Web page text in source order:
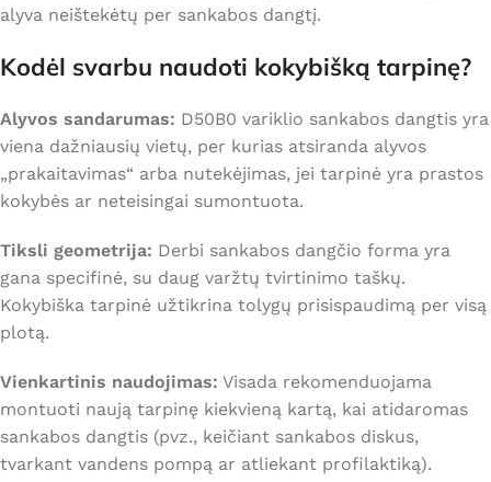
alyva neištekėtų per sankabos dangtį.
Kodėl svarbu naudoti kokybišką tarpinę?
Alyvos sandarumas: D50B0 variklio sankabos dangtis yra
viena dažniausių vietų, per kurias atsiranda alyvos
„prakaitavimas“ arba nutekėjimas, jei tarpinė yra prastos
kokybės ar neteisingai sumontuota.
Tiksli geometrija: Derbi sankabos dangčio forma yra
gana specifinė, su daug varžtų tvirtinimo taškų.
Kokybiška tarpinė užtikrina tolygų prisispaudimą per visą
plotą.
Vienkartinis naudojimas: Visada rekomenduojama
montuoti naują tarpinę kiekvieną kartą, kai atidaromas
sankabos dangtis (pvz., keičiant sankabos diskus,
tvarkant vandens pompą ar atliekant profilaktiką).